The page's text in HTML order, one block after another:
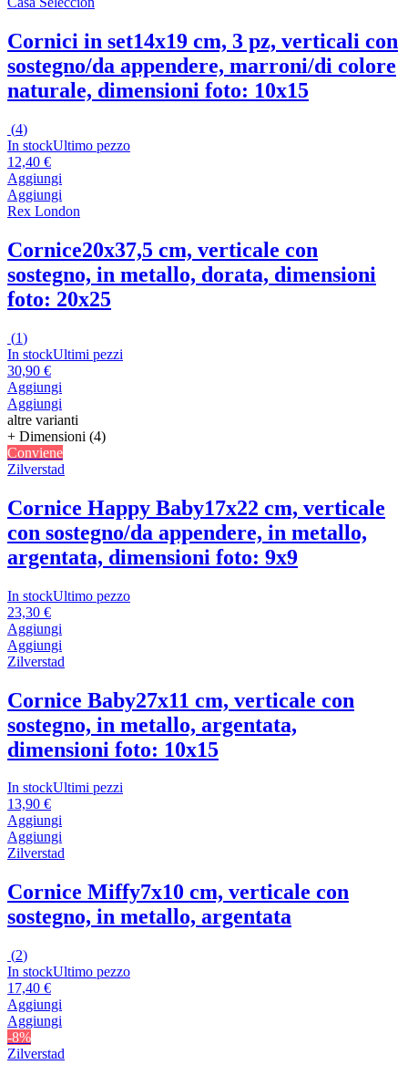
Cornici in set14x19 cm, 3 pz, verticali con
sostegno/da appendere, marroni/di colore
naturale, dimensioni foto: 10x15
(4)
In stockUltimo pezzo
12,40 €
Aggiungi
Aggiungi
Rex London
Cornice20x37,5 cm, verticale con
sostegno, in metallo, dorata, dimensioni
foto: 20x25
(1)
In stockUltimi pezzi
30,90 €
Aggiungi
Aggiungi
altre varianti
+ Dimensioni (4)
Conviene
Zilverstad
Cornice Happy Baby17x22 cm, verticale
con sostegno/da appendere, in metallo,
argentata, dimensioni foto: 9x9
In stockUltimo pezzo
23,30 €
Aggiungi
Aggiungi
Zilverstad
Cornice Baby27x11 cm, verticale con
sostegno, in metallo, argentata,
dimensioni foto: 10x15
In stockUltimi pezzi
13,90 €
Aggiungi
Aggiungi
Zilverstad
Cornice Miffy7x10 cm, verticale con
sostegno, in metallo, argentata
(2)
In stockUltimo pezzo
17,40 €
Aggiungi
Aggiungi
-8%
Zilverstad